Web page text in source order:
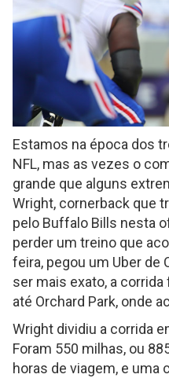
Estamos na época dos
NFL, mas as vezes o
grande que alguns
Wright, cornerback que
pelo Buffalo Bills nesta
perder um treino que
feira, pegou um Uber de
ser mais exato, a
até Orchard Park, onde
Wright dividiu a corrida
Foram 550 milhas, ou
horas de viagem, e uma